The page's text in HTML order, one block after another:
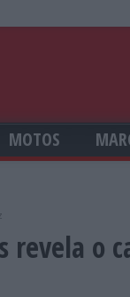
MOTOS
revela o